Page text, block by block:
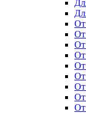
От
От
От
От
От
От
От
От
От